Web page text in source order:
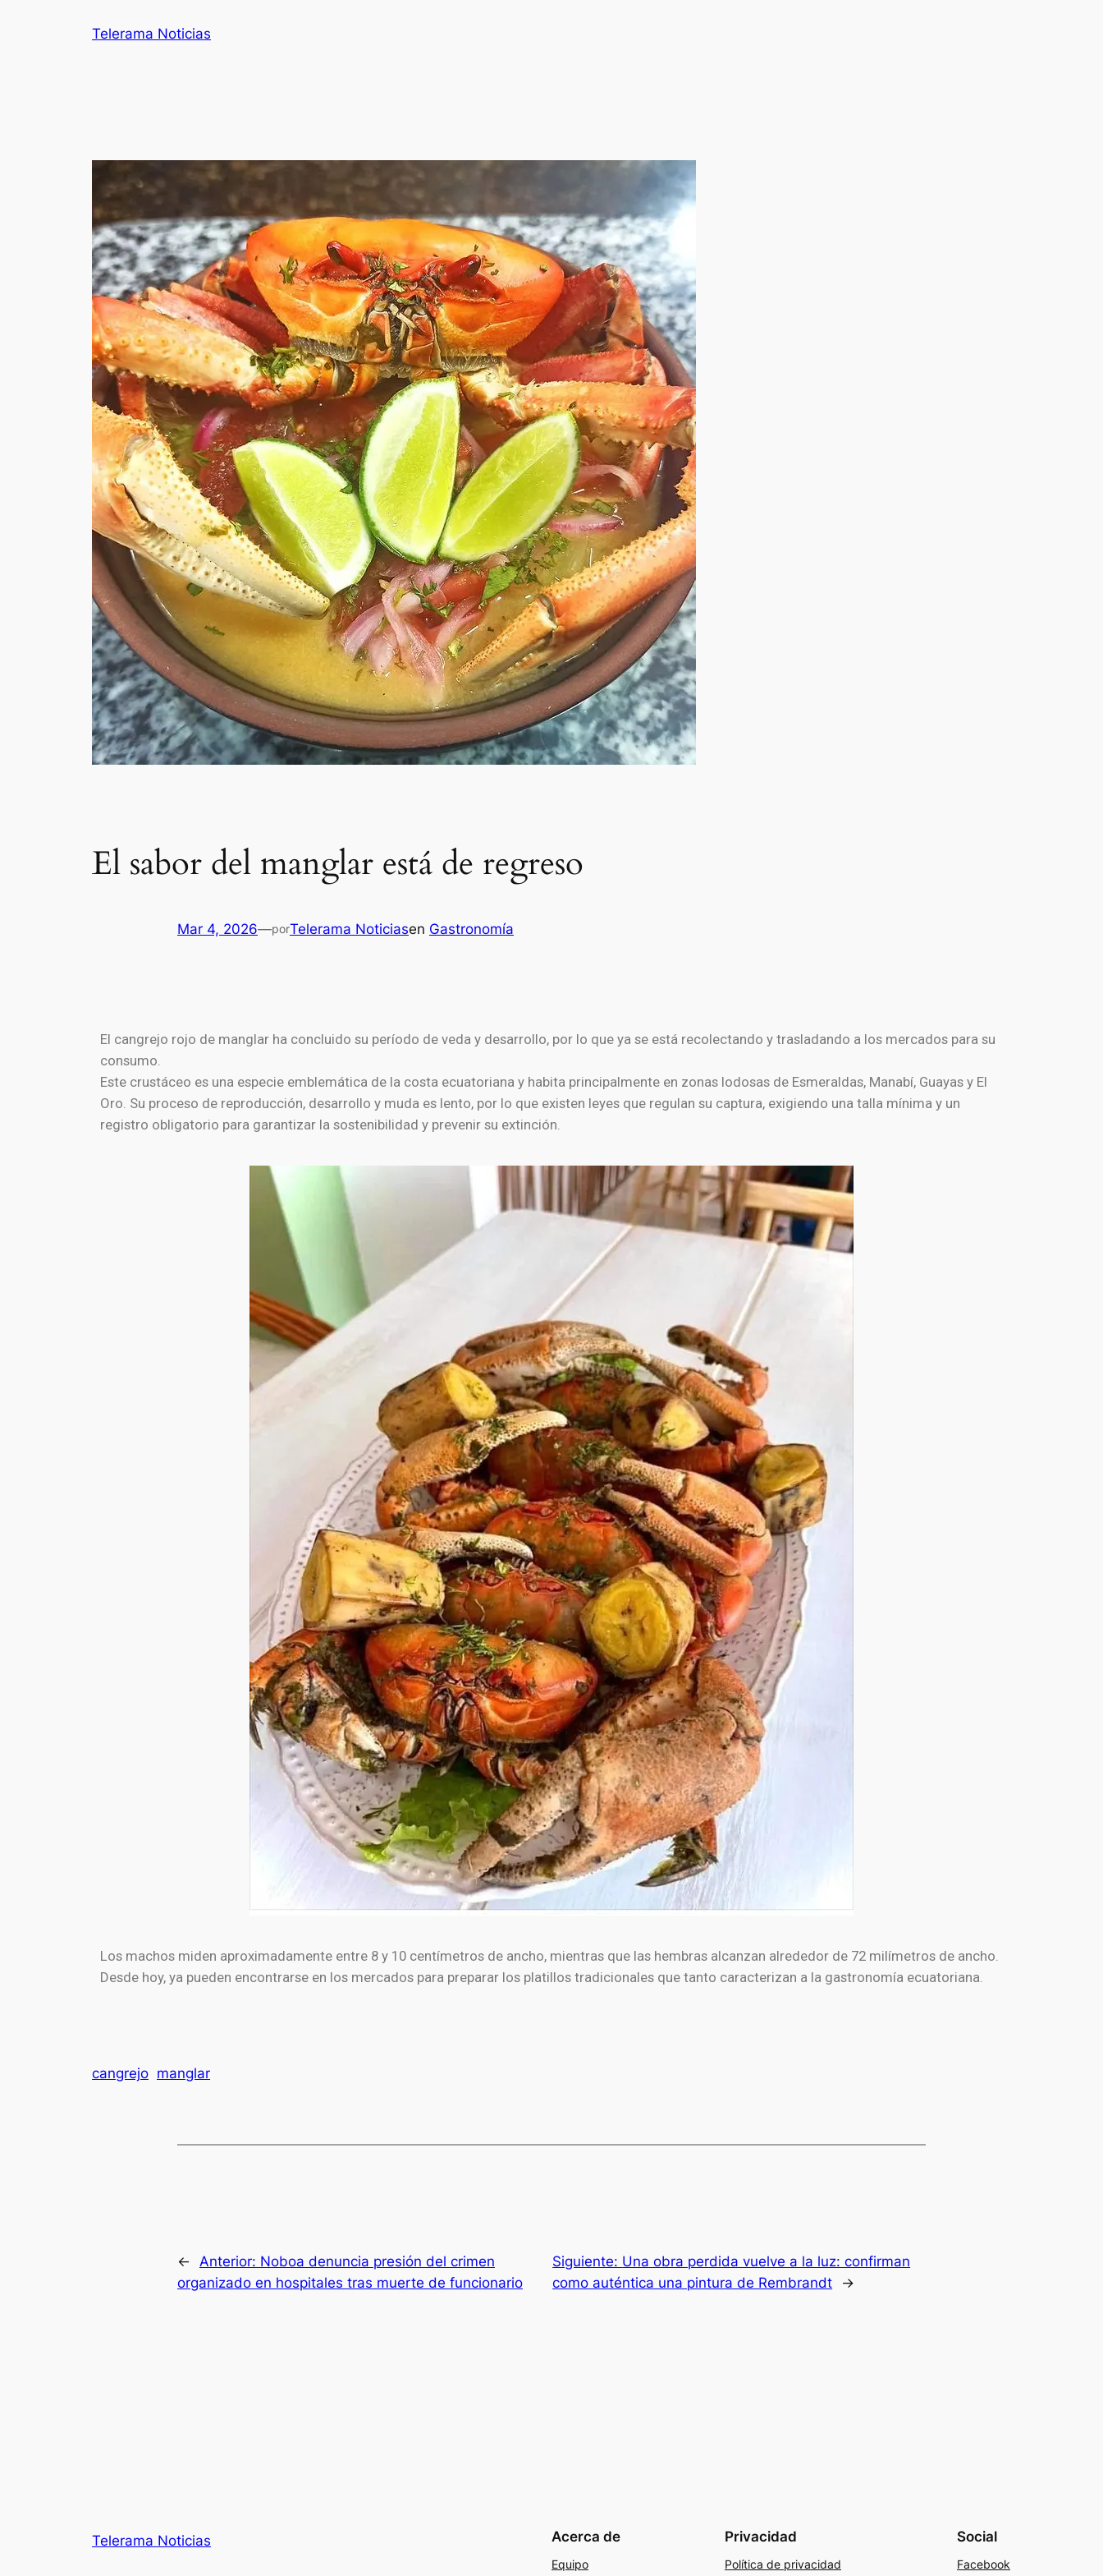
Telerama Noticias
El sabor del manglar está de regreso
Mar 4, 2026—porTelerama Noticiasen Gastronomía
El cangrejo rojo de manglar ha concluido su período de veda y desarrollo, por lo que ya se está recolectando y trasladando a los mercados para su
consumo.
Este crustáceo es una especie emblemática de la costa ecuatoriana y habita principalmente en zonas lodosas de Esmeraldas, Manabí, Guayas y El
Oro. Su proceso de reproducción, desarrollo y muda es lento, por lo que existen leyes que regulan su captura, exigiendo una talla mínima y un
registro obligatorio para garantizar la sostenibilidad y prevenir su extinción.
Los machos miden aproximadamente entre 8 y 10 centímetros de ancho, mientras que las hembras alcanzan alrededor de 72 milímetros de ancho.
Desde hoy, ya pueden encontrarse en los mercados para preparar los platillos tradicionales que tanto caracterizan a la gastronomía ecuatoriana.
cangrejo manglar
← Anterior: Noboa denuncia presión del crimen
organizado en hospitales tras muerte de funcionario
Siguiente: Una obra perdida vuelve a la luz: confirman
como auténtica una pintura de Rembrandt
→
Telerama Noticias Acerca de
Equipo
Privacidad
Política de privacidad
Social
Facebook